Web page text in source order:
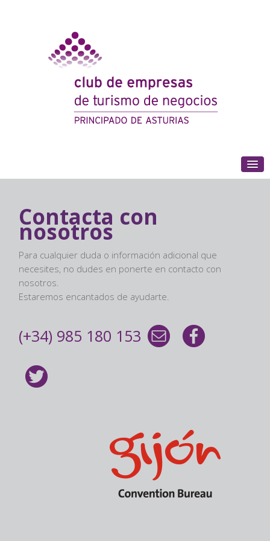
Contacta con
nosotros
Para cualquier duda o información adicional que
necesites, no dudes en ponerte en contacto con
nosotros.
Estaremos encantados de ayudarte.
(+34) 985 180 153